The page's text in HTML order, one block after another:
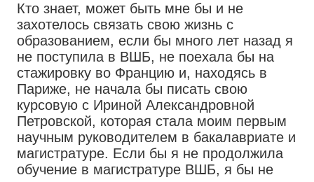
Кто знает, может быть мне бы и не
захотелось связать свою жизнь с
образованием, если бы много лет назад я
не поступила в ВШБ, не поехала бы на
стажировку во Францию и, находясь в
Париже, не начала бы писать свою
курсовую с Ириной Александровной
Петровской, которая стала моим первым
научным руководителем в бакалавриате и
магистратуре. Если бы я не продолжила
обучение в магистратуре ВШБ, я бы не